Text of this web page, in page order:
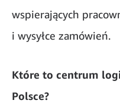
wspierających
i wysyłce zamówień.
Które to centrum
Polsce?